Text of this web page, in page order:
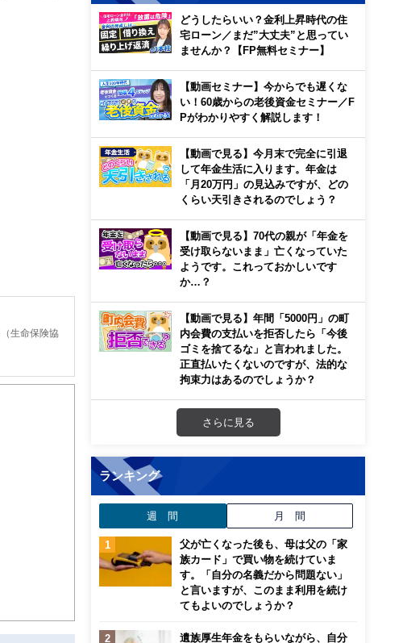
生命保険協
代理店、証
どうしたらいい？金利上昇時代の住
宅ローン／まだ”大丈夫”と思ってい
ませんか？【FP無料セミナー】
【動画セミナー】今からでも遅くな
い！60歳からの老後資金セミナー／F
Pがわかりやすく解説します！
【動画で見る】今月末で完全に引退
して年金生活に入ります。年金は
「月20万円」の見込みですが、どの
くらい天引きされるのでしょう？
【動画で見る】70代の親が「年金を
受け取らないまま」亡くなっていた
ようです。これっておかしいです
か…？
【動画で見る】年間「5000円」の町
内会費の支払いを拒否したら「今後
ゴミを捨てるな」と言われました。
正直払いたくないのですが、法的な
拘束力はあるのでしょうか？
さらに見る
ランキング
週 間 月 間
父が亡くなった後も、母は父の「家
族カード」で買い物を続けていま
す。「自分の名義だから問題ない」
と言いますが、このまま利用を続け
てもよいのでしょうか？
遺族厚生年金をもらいながら、自分